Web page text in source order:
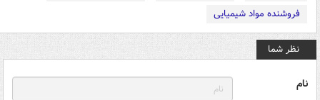
فروشنده مواد شیمیایی
نظر شما
نام